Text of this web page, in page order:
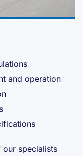
and operation
our specialists